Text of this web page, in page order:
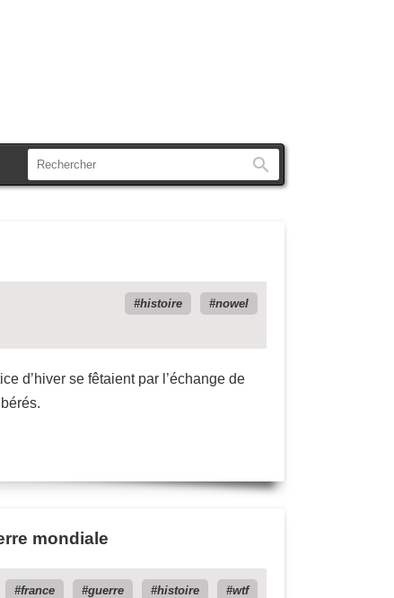
histoire
nowel
d’hiver se fêtaient par l’échange de
mondiale
france guerre histoire
wtf